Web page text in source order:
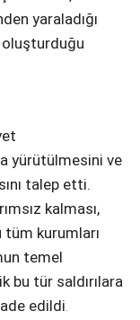
yaraladığı
oluşturduğu
yürütülmesini ve
talep etti.
kalması,
kurumları
temel
bu tür saldırılara
edildi.